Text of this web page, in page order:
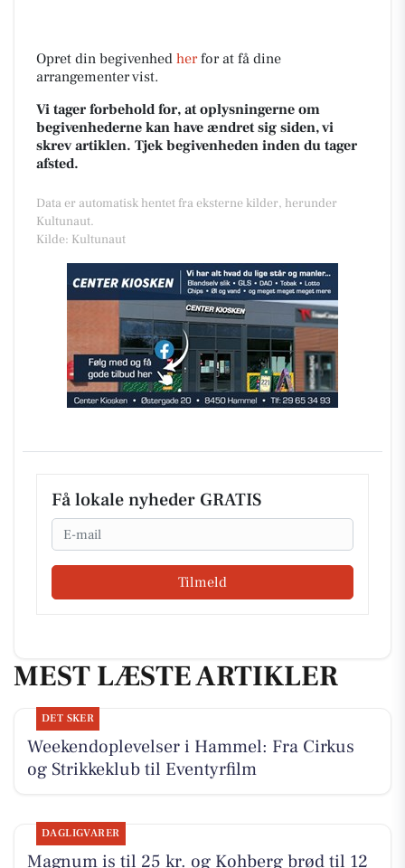
Opret din begivenhed herfor at få dine
arrangementer vist.
Vi tager forbehold for, at oplysningerne om
begivenhederne kan have ændret sig siden, vi
skrev artiklen. Tjek begivenheden inden du tager
afsted.
Data er automatisk hentet fra eksterne kilder, herunder
Kultunaut.
Kilde: Kultunaut
Få lokale nyheder GRATIS
Email
Tilmeld
MEST LÆSTE ARTIKLER
DET SKER
Weekendoplevelser i Hammel: Fra Cirkus
og Strikkeklub til Eventyrfilm
DAGLIGVARER
Magnum is til 25 kr. og Kohberg brød til 12